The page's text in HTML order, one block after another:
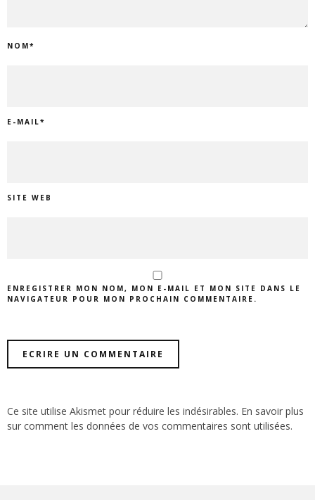
NOM*
E-MAIL*
SITE WEB
ENREGISTRER MON NOM, MON E-MAIL ET MON SITE DANS LE
NAVIGATEUR POUR MON PROCHAIN COMMENTAIRE.
Ce site utilise Akismet pour réduire les indésirables. En savoir plus
sur comment les données de vos commentaires sont utilisées.